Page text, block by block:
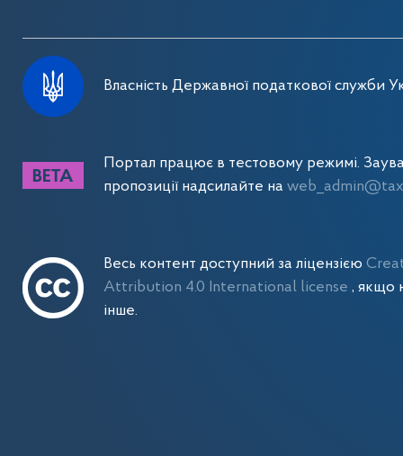
Власність Державної податкової служби
Портал працює в тестовому режимі.
пропозиції надсилайте на
Весь контент доступний за ліцензією
Attribution 4.0 International license , якщо
інше.